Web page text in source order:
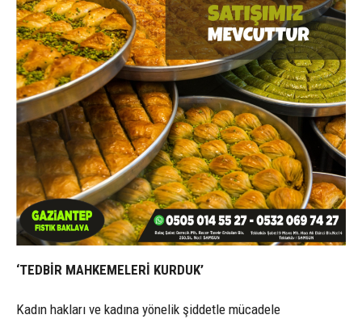
‘TEDBİR MAHKEMELERİ KURDUK’
Kadın hakları ve kadına yönelik şiddetle mücadele